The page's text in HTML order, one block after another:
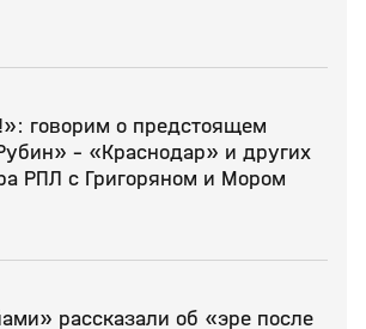
говорим о предстоящем
- «Краснодар» и других
РПЛ с Григоряном и Мором
рассказали об «эре после